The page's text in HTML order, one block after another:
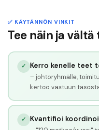
✅ KÄYTÄNNÖN VINKIT
Tee näin ja vältä
✓ Kerro kenelle teet
– johtoryhmälle,
kertoo vastuun
✓ Kvantifioi